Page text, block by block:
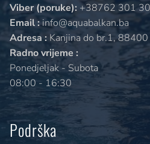
Viber (poruke): +38762 301
Email :info@aquabalkan.ba
Adresa : Kanjina do br.1,
Radno vrijeme :
Ponedjeljak - Subota
08:00 - 16:30
Podrška